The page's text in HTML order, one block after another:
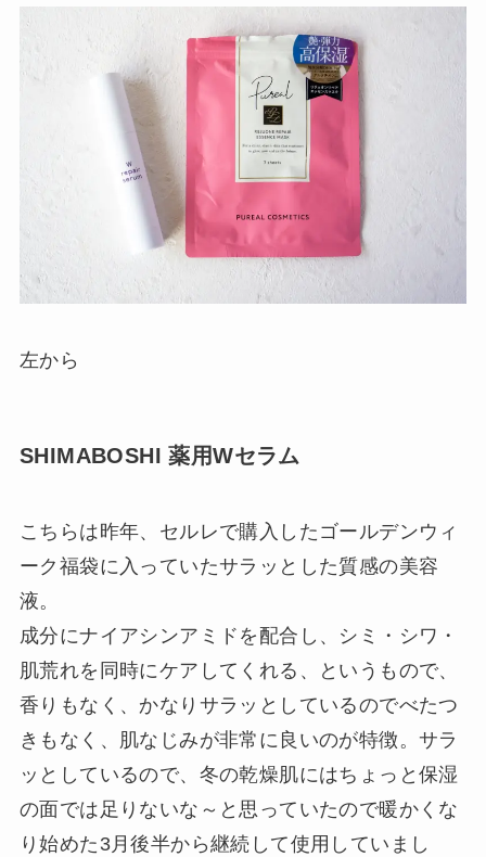
左から
SHIMABOSHI 薬用Wセラム
こちらは昨年、セルレで購入したゴールデンウィ
ーク福袋に入っていたサラッとした質感の美容
液。
成分にナイアシンアミドを配合し、シミ・シワ・
肌荒れを同時にケアしてくれる、というもので、
香りもなく、かなりサラッとしているのでべたつ
きもなく、肌なじみが非常に良いのが特徴。サラ
ッとしているので、冬の乾燥肌にはちょっと保湿
の面では足りないな～と思っていたので暖かくな
り始めた3月後半から継続して使用していまし